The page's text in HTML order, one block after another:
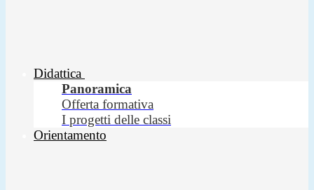
Didattica
Panoramica
Offerta formativa
I progetti delle classi
Orientamento